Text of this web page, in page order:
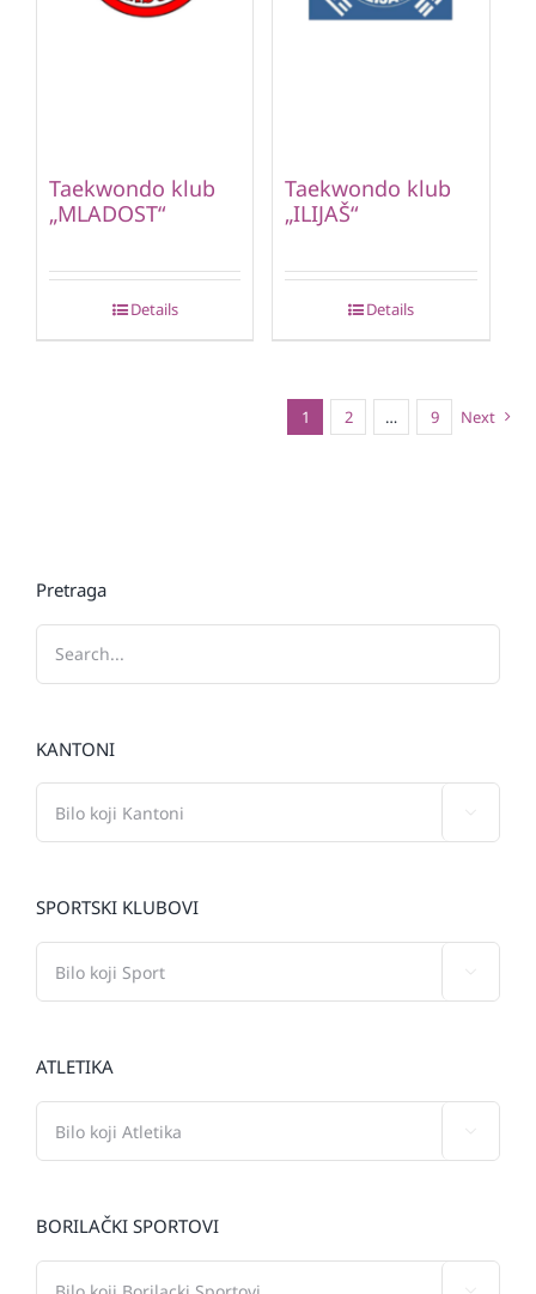
Taekwondo klub
„MLADOST“
Details
Taekwondo klub
„ILIJAŠ“
Details
1 2 … 9 Next
Pretraga
KANTONI
SPORTSKI KLUBOVI
ATLETIKA
BORILAČKI SPORTOVI